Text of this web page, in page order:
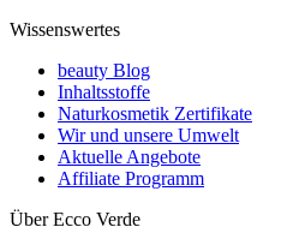
Wissenswertes
beauty Blog
Inhaltsstoffe
Naturkosmetik Zertifikate
Wir und unsere Umwelt
Aktuelle Angebote
Affiliate Programm
Über Ecco Verde